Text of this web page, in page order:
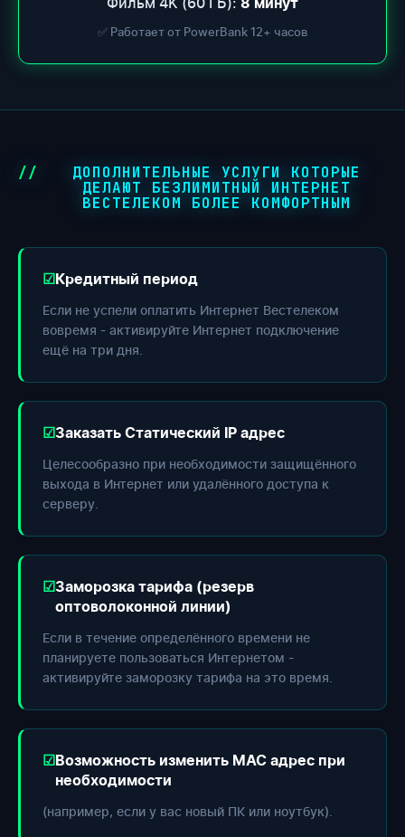
8 минут
✅ Работает от PowerBank 12+ часов
ДОПОЛНИТЕЛЬНЫЕ УСЛУГИ КОТОРЫЕ
ДЕЛАЮТ БЕЗЛИМИТНЫЙ ИНТЕРНЕТ
ВЕСТЕЛЕКОМ БОЛЕЕ КОМФОРТНЫМ
Кредитный период
Если не успели оплатить Интернет Вестелеком
вовремя - активируйте Интернет подключение
ещё на три дня.
Заказать Статический IP адрес
Целесообразно при необходимости защищённого
выхода в Интернет или удалённого доступа к
серверу.
Заморозка тарифа (резерв
оптоволоконной линии)
Если в течение определённого времени не
планируете пользоваться Интернетом -
активируйте заморозку тарифа на это время.
Возможность изменить МАС адрес при
необходимости
(например, если у вас новый ПК или ноутбук).